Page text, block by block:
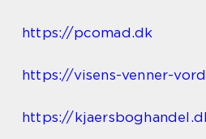
https://pcomad.dk
https://visens-venner-
https://